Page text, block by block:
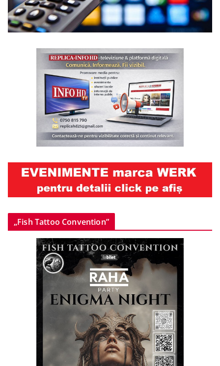
„Fish Tattoo Convention”